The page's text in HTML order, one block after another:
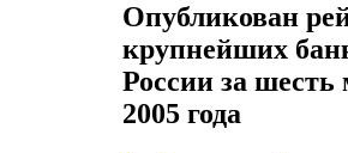
Опубликован
крупнейших
России за шесть
2005 года